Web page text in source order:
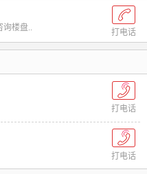
打电话
询楼盘..
打电话
打电话